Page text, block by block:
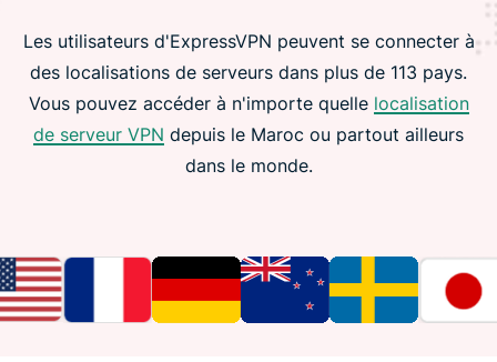
Les utilisateurs d'ExpressVPN peuvent se connecter à
des localisations de serveurs dans plus de 113 pays.
Vous pouvez accéder à n'importe quelle localisation
de serveur VPN depuis le Maroc ou partout ailleurs
dans le monde.